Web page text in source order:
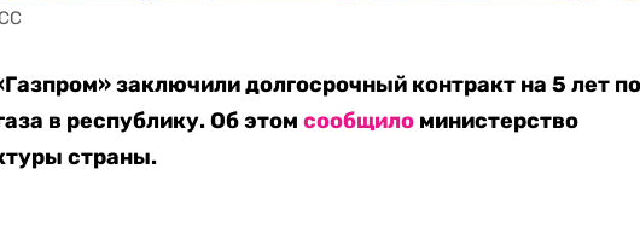
заключили долгосрочный контракт на 5 лет по
в республику. Об этомсообщило министерство
страны.